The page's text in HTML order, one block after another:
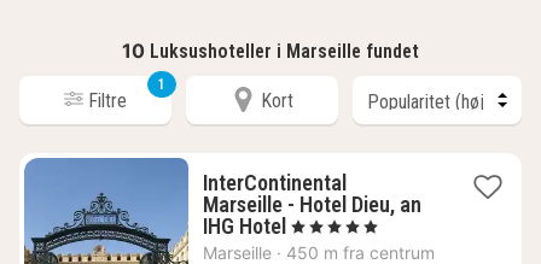
10 Luksushoteller i Marseille fundet
Filtre
1
Kort
InterContinental
Marseille - Hotel Dieu, an
IHG Hotel 1
nat
, 5 Stjerner
Marseille · 450 m fra centrum